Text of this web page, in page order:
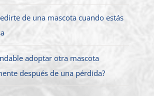
de una mascota cuando estás
adoptar otra mascota
después de una pérdida?